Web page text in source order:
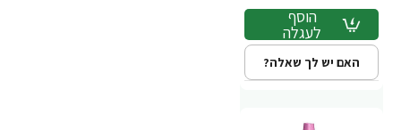
הוסף
לעגלה
האם יש לך שאלה?